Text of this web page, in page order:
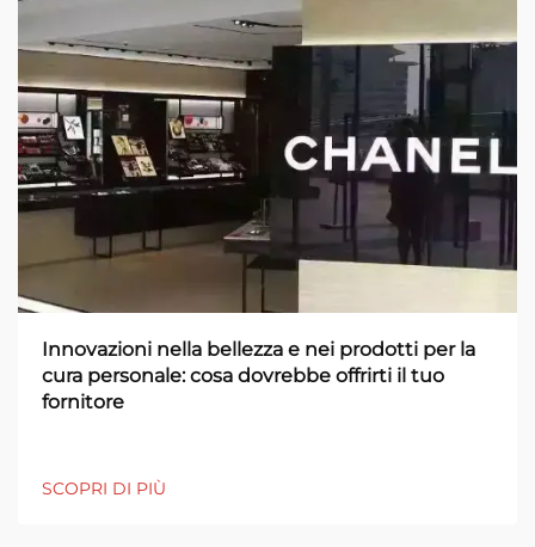
Innovazioni nella bellezza e nei prodotti per la
cura personale: cosa dovrebbe offrirti il tuo
fornitore
SCOPRI DI PIÙ